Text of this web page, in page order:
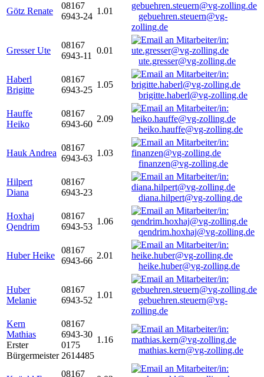
Götz Renate
08167
6943-24
1.01
gebuehren.steuern@vg-
zolling.de
Gresser Ute
08167
6943-11
0.01
ute.gresser@vg-zolling.de
Haberl
Brigitte
08167
6943-25
1.05
brigitte.haberl@vg-zolling.de
Hauffe
Heiko
08167
6943-60
2.09
heiko.hauffe@vg-zolling.de
Hauk Andrea
08167
6943-63
1.03
finanzen@vg-zolling.de
Hilpert
Diana
08167
6943-23
diana.hilpert@vg-zolling.de
Hoxhaj
Qendrim
08167
6943-53
1.06
qendrim.hoxhaj@vg-zolling.de
Huber Heike
08167
6943-66
2.01
heike.huber@vg-zolling.de
Huber
Melanie
08167
6943-52
1.01
gebuehren.steuern@vg-
zolling.de
Kern
Mathias
Erster
Bürgermeister
08167
6943-30
0175
2614485
1.16
mathias.kern@vg-zolling.de
08167